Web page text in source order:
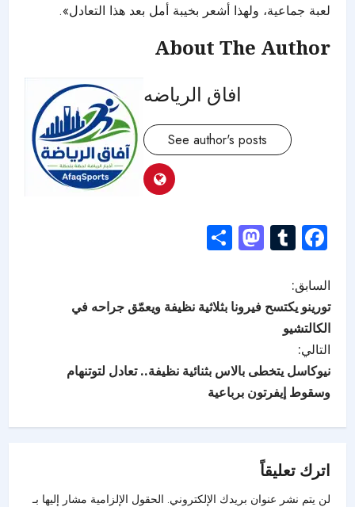
لعبة جماعية، ولهذا أشعر بخيبة أمل بعد هذا التعادل».
About The Author
افاق الرياضه
See author's posts
Facebook
Tumblr
Mastodon
السابق:
تورينو يكتسح فيرونا بثلاثية نظيفة ويعمّق جراحه في
الكالتشيو
التالي:
نيوكاسل يتخطى بالاس بثنائية نظيفة.. تعادل لتوتنهام
وسقوط إيفرتون برباعية
اترك تعليقاً
لن يتم نشر عنوان بريدك الإلكتروني. الحقول الإلزامية مشار إليها بـ